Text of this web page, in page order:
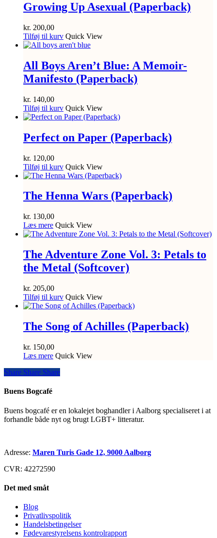
Growing Up Asexual (Paperback)
kr. 200,00
Tilføj til kurv Quick View
All Boys Aren’t Blue: A Memoir-
Manifesto (Paperback)
kr. 140,00
Tilføj til kurv Quick View
Perfect on Paper (Paperback)
kr. 120,00
Tilføj til kurv Quick View
The Henna Wars (Paperback)
kr. 130,00
Læs mere Quick View
The Adventure Zone Vol. 3: Petals to
the Metal (Softcover)
kr. 205,00
Tilføj til kurv Quick View
The Song of Achilles (Paperback)
kr. 150,00
Læs mere Quick View
Share
Share Share Share
Buens Bogcafé
Buens bogcafé er en lokalejet boghandler i Aalborg specialiseret i at
forhandle både nyt og brugt LGBT+ litteratur.
Adresse: Maren Turis Gade 12, 9000 Aalborg
CVR: 42272590
Det med småt
Blog
Privatlivspolitik
Handelsbetingelser
Fødevarestyrelsens kontrolrapport